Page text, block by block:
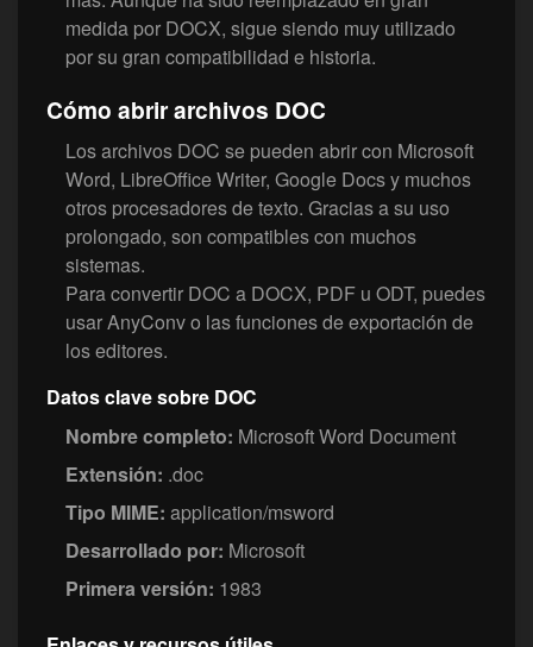
medida por DOCX, sigue siendo muy utilizado
por su gran compatibilidad e historia.
Cómo abrir archivos DOC
Los archivos DOC se pueden abrir con Microsoft
Word, LibreOffice Writer, Google Docs y muchos
otros procesadores de texto. Gracias a su uso
prolongado, son compatibles con muchos
sistemas.
Para convertir DOC a DOCX, PDF u ODT, puedes
usar AnyConv o las funciones de exportación de
los editores.
Datos clave sobre DOC
Nombre completo: Microsoft Word Document
Extensión: .doc
Tipo MIME: application/msword
Desarrollado por: Microsoft
Primera versión: 1983